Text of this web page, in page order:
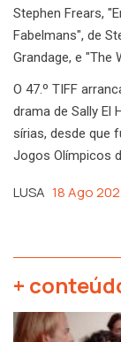
Stephen Frears,
Fabelmans", de
Grandage, e "The
O 47.º TIFF
drama de Sally El
sírias, desde que
Jogos Olímpicos
LUSA 18 Ago
+